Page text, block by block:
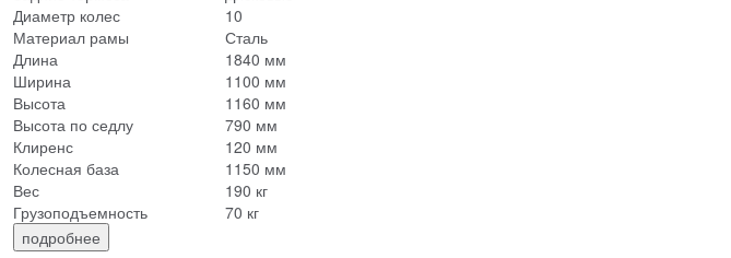
Диаметр колес
10
Материал рамы
Сталь
Длина
1840 мм
Ширина
1100 мм
Высота
1160 мм
Высота по седлу
790 мм
Клиренс
120 мм
Колесная база
1150 мм
Вес
190 кг
Грузоподъемность
70 кг
подробнее